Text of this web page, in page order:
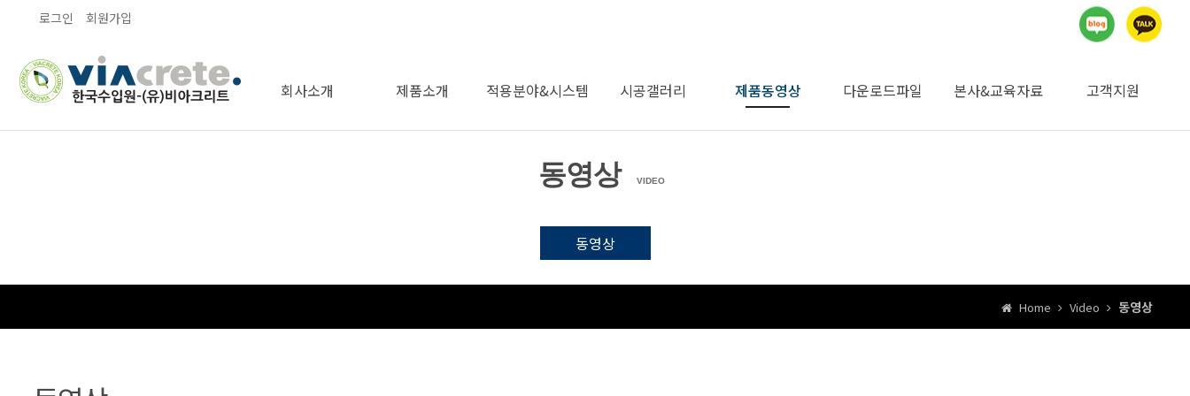
로그인 회원가입
회사소개 제품소개 적용분야&시스템
적용분야
시스템
시공갤러리 제품동영상 다운로드파일 본사&교육자료 고객지원
동영상 VIDEO
동영상
Home Video 동영상